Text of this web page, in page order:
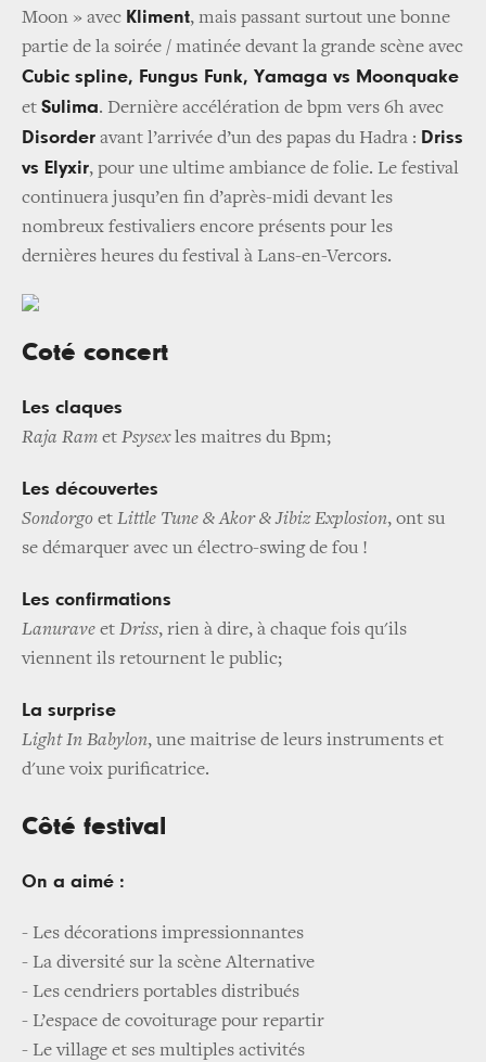
Moon » avec Kliment, mais passant surtout une bonne
partie de la soirée / matinée devant la grande scène avec
Cubic spline, Fungus Funk, Yamaga vs Moonquake
et Sulima. Dernière accélération de bpm vers 6h avec
Disorder avant l’arrivée d’un des papas du Hadra : Driss
vs Elyxir, pour une ultime ambiance de folie. Le festival
continuera jusqu’en fin d’après-midi devant les
nombreux festivaliers encore présents pour les
dernières heures du festival à Lans-en-Vercors.
Coté concert
Les claques
Raja Ram et Psysexles maitres du Bpm;
Les découvertes
Sondorgo et Little Tune & Akor & Jibiz Explosion, ont su
se démarquer avec un électro-swing de fou !
Les confirmations
Lanurave et Driss, rien à dire, à chaque fois qu'ils
viennent ils retournent le public;
La surprise
Light In Babylon, une maitrise de leurs instruments et
d'une voix purificatrice.
Côté festival
On a aimé :
- Les décorations impressionnantes
- La diversité sur la scène Alternative
- Les cendriers portables distribués
- L’espace de covoiturage pour repartir
- Le village et ses multiples activités